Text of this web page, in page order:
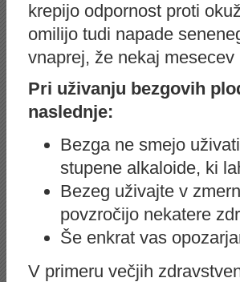
krepijo odpornost proti
omilijo tudi napade
vnaprej, že nekaj
Pri uživanju bezgovih
naslednje:
Bezga ne smejo
stupene alkaloide, ki
Bezeg uživajte v
povzročijo nekatere
Še enkrat vas
V primeru večjih